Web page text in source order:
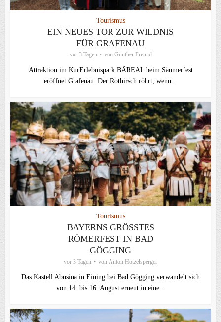
Tourismus
EIN NEUES TOR ZUR WILDNIS
FÜR GRAFENAU
vor 3 Tagen von Günther Freund
Attraktion im KurErlebnispark BÄREAL beim Säumerfest
eröffnet Grafenau. Der Rothirsch röhrt, wenn...
Tourismus
BAYERNS GRÖSSTES R
ÖMERFEST IN BAD G
ÖGGING
vor 3 Tagen von Anton Hötzelsperger
Das Kastell Abusina in Eining bei Bad Gögging verwandelt sich
von 14. bis 16. August erneut in eine...